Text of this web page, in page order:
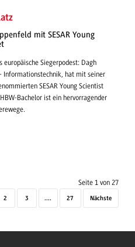
mit SESAR Young
europäische Siegerpodest: Dagh
Informationstechnik, hat mit seiner
SESAR Young Scientist
Bachelor ist ein hervorragender
Seite 1 von 27
2 3 .... 27 Nächste